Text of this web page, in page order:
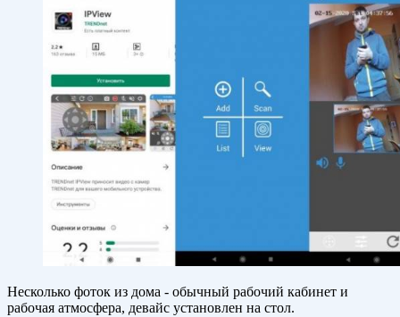
Несколько фоток из дома - обычный рабочий кабинет и
рабочая атмосфера, девайс установлен на стол.